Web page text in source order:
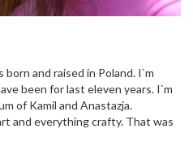
born and raised in Poland. I`m
been for last eleven years. I`m
of Kamil and Anastazja.
and everything crafty. That was